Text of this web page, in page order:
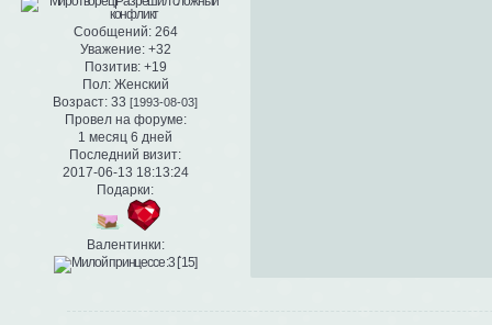
Сообщений:264
Уважение: +32
Позитив: +19
Пол:Женский
Возраст: 33 [1993-08-03]
Провел на форуме:
1 месяц 6 дней
Последний визит:
2017-06-13 18:13:24
Подарки:
Валентинки: